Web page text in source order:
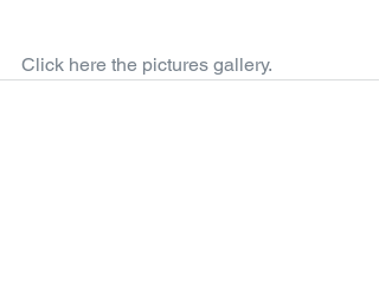
Click here the pictures gallery.